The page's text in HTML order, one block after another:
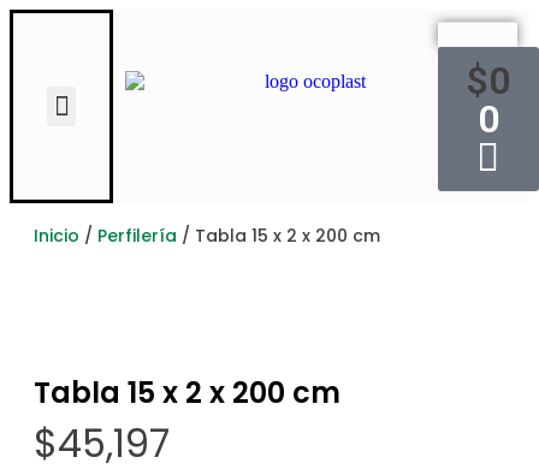
$0
0
Inicio / Perfilería / Tabla 15 x 2 x 200 cm
Tabla 15 x 2 x 200 cm
$45,197